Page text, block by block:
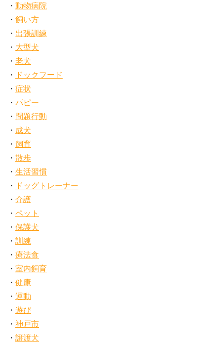
動物病院
飼い方
出張訓練
大型犬
老犬
ドックフード
症状
パピー
問題行動
成犬
飼育
散歩
生活習慣
ドッグトレーナー
介護
ペット
保護犬
訓練
療法食
室内飼育
健康
運動
遊び
神戸市
譲渡犬